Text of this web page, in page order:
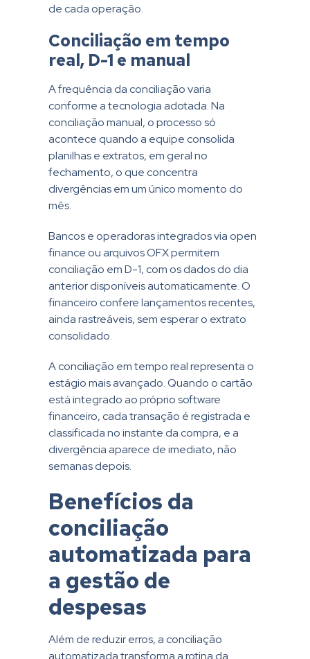
de cada operação.
Conciliação em tempo
real, D-1 e manual
A frequência da conciliação varia
conforme a tecnologia adotada. Na
conciliação manual, o processo só
acontece quando a equipe consolida
planilhas e extratos, em geral no
fechamento, o que concentra
divergências em um único momento do
mês.
Bancos e operadoras integrados via open
finance ou arquivos OFX permitem
conciliação em D-1, com os dados do dia
anterior disponíveis automaticamente. O
financeiro confere lançamentos recentes,
ainda rastreáveis, sem esperar o extrato
consolidado.
A conciliação em tempo real representa o
estágio mais avançado. Quando o cartão
está integrado ao próprio software
financeiro, cada transação é registrada e
classificada no instante da compra, e a
divergência aparece de imediato, não
semanas depois.
Benefícios da
conciliação
automatizada para
a gestão de
despesas
Além de reduzir erros, a conciliação
automatizada transforma a rotina da